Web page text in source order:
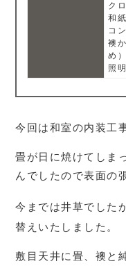
ク
和
コ
襖
め）
照
今回は和室の内装工
畳が日に焼けてしま
んでしたので表面の
今までは井草でした
替えいたしました。
敷目天井に畳、襖と